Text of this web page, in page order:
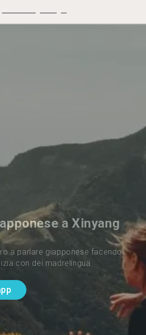
a Xinyang
a parlare giapponese facendo
con dei madrelingua